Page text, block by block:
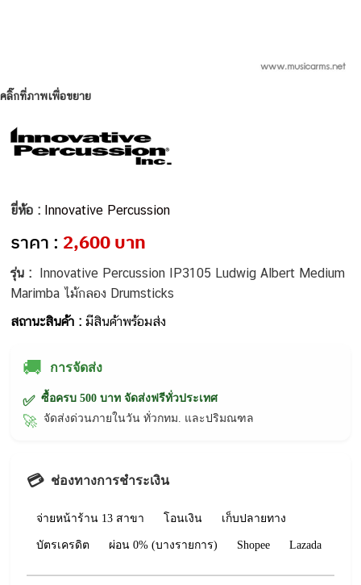
คลิ๊กที่ภาพเพื่อขยาย
ยี่ห้อ : Innovative Percussion
ราคา : 2,600 บาท
รุ่น : Innovative Percussion IP3105 Ludwig Albert Medium
Marimba ไม้กลอง Drumsticks
สถานะสินค้า :มีสินค้าพร้อมส่ง
🚚 การจัดส่ง
✅ ซื้อครบ 500 บาท จัดส่งฟรีทั่วประเทศ
🚀 จัดส่งด่วนภายในวัน ทั่วกทม. และปริมณฑล
💳 ช่องทางการชำระเงิน
จ่ายหน้าร้าน 13 สาขา โอนเงิน เก็บปลายทาง
บัตรเครดิต ผ่อน 0% (บางรายการ) Shopee Lazada